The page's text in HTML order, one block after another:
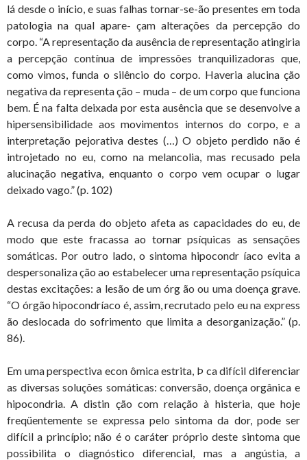
lá desde o início, e suas falhas tornar-se-ão presentes em toda
patologia na qual apare- çam alterações da percepção do
corpo. “A representação da ausência de representação atingiria
a percepção contínua de impressões tranquilizadoras que,
como vimos, funda o silêncio do corpo. Haveria alucina ção
negativa da representa ção – muda – de um corpo que funciona
bem. É na falta deixada por esta ausência que se desenvolve a
hipersensibilidade aos movimentos internos do corpo, e a
interpretação pejorativa destes (…) O objeto perdido não é
introjetado no eu, como na melancolia, mas recusado pela
alucinação negativa, enquanto o corpo vem ocupar o lugar
deixado vago.” (p. 102)
A recusa da perda do objeto afeta as capacidades do eu, de
modo que este fracassa ao tornar psíquicas as sensações
somáticas. Por outro lado, o sintoma hipocondr íaco evita a
despersonaliza ção ao estabelecer uma representação psíquica
destas excitações: a lesão de um órg ão ou uma doença grave.
“O órgão hipocondríaco é, assim, recrutado pelo eu na express
ão deslocada do sofrimento que limita a desorganização.” (p.
86).
Em uma perspectiva econ ômica estrita, Þ ca difícil diferenciar
as diversas soluções somáticas: conversão, doença orgânica e
hipocondria. A distin ção com relação à histeria, que hoje
freqüentemente se expressa pelo sintoma da dor, pode ser
difícil a princípio; não é o caráter próprio deste sintoma que
possibilita o diagnóstico diferencial, mas a angústia, a